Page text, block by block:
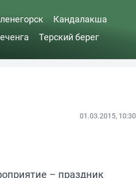
Кандалакша
Терский берег
01.03.2015, 10:30
– праздник